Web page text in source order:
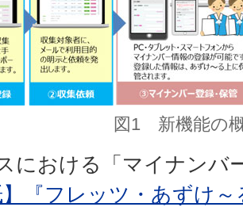
図1 新機能の
における「マイナンバ
】『フレッツ・あずけ